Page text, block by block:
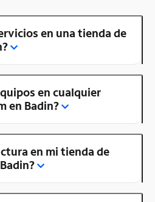
en una tienda de
en cualquier
en Badin?
en mi tienda de